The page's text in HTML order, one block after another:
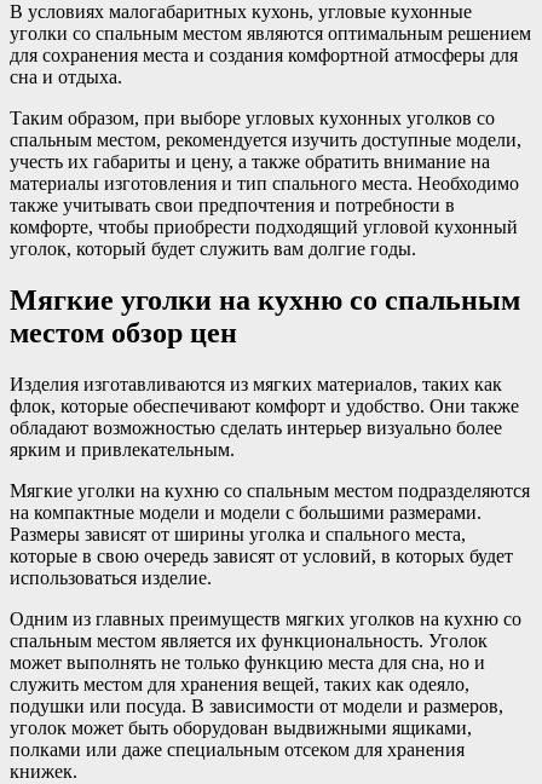
В условиях малогабаритных кухонь, угловые кухонные
уголки со спальным местом являются оптимальным решением
для сохранения места и создания комфортной атмосферы для
сна и отдыха.
Таким образом, при выборе угловых кухонных уголков со
спальным местом, рекомендуется изучить доступные модели,
учесть их габариты и цену, а также обратить внимание на
материалы изготовления и тип спального места. Необходимо
также учитывать свои предпочтения и потребности в
комфорте, чтобы приобрести подходящий угловой кухонный
уголок, который будет служить вам долгие годы.
Мягкие уголки на кухню со спальным
местом обзор цен
Изделия изготавливаются из мягких материалов, таких как
флок, которые обеспечивают комфорт и удобство. Они также
обладают возможностью сделать интерьер визуально более
ярким и привлекательным.
Мягкие уголки на кухню со спальным местом подразделяются
на компактные модели и модели с большими размерами.
Размеры зависят от ширины уголка и спального места,
которые в свою очередь зависят от условий, в которых будет
использоваться изделие.
Одним из главных преимуществ мягких уголков на кухню со
спальным местом является их функциональность. Уголок
может выполнять не только функцию места для сна, но и
служить местом для хранения вещей, таких как одеяло,
подушки или посуда. В зависимости от модели и размеров,
уголок может быть оборудован выдвижными ящиками,
полками или даже специальным отсеком для хранения
книжек.